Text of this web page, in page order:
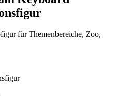
für Themenbereiche, Zoo,